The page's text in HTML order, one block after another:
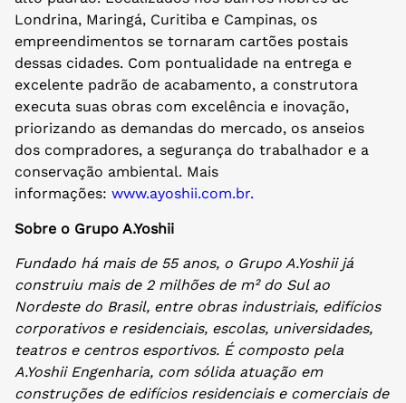
Londrina, Maringá, Curitiba e Campinas, os
empreendimentos se tornaram cartões postais
dessas cidades. Com pontualidade na entrega e
excelente padrão de acabamento, a construtora
executa suas obras com excelência e inovação,
priorizando as demandas do mercado, os anseios
dos compradores, a segurança do trabalhador e a
conservação ambiental. Mais
informações: www.ayoshii.com.br.
Sobre o Grupo A.Yoshii
Fundado há mais de 55 anos, o Grupo A.Yoshii já
construiu mais de 2 milhões de m² do Sul ao
Nordeste do Brasil, entre obras industriais, edifícios
corporativos e residenciais, escolas, universidades,
teatros e centros esportivos. É composto pela
A.Yoshii Engenharia, com sólida atuação em
construções de edifícios residenciais e comerciais de